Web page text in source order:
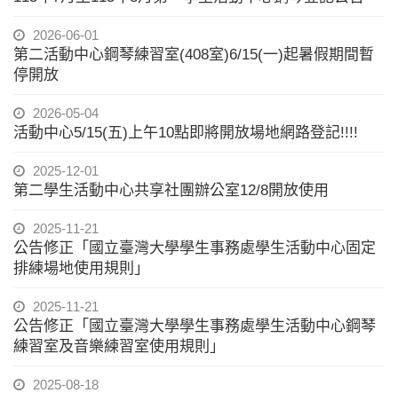
2026-06-01
第二活動中心鋼琴練習室(408室)6/15(一)起暑假期間暫
停開放
2026-05-04
活動中心5/15(五)上午10點即將開放場地網路登記!!!!
2025-12-01
第二學生活動中心共享社團辦公室12/8開放使用
2025-11-21
公告修正「國立臺灣大學學生事務處學生活動中心固定
排練場地使用規則」
2025-11-21
公告修正「國立臺灣大學學生事務處學生活動中心鋼琴
練習室及音樂練習室使用規則」
2025-08-18